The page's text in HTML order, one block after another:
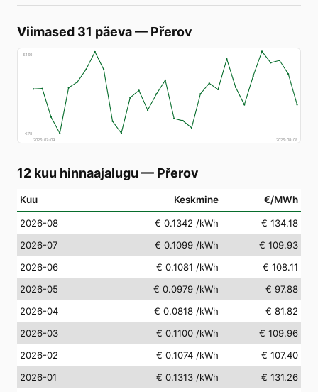
Viimased 31 päeva— Přerov
€160
€78
2026-07-09
2026-08-08
12 kuu hinnaajalugu — Přerov
Kuu Keskmine €/MWh
2026-08 € 0.1342 /kWh
€ 134.18
2026-07
€ 0.1099 /kWh
€ 109.93
2026-06
€ 0.1081 /kWh
€ 108.11
2026-05
€ 0.0979 /kWh
€ 97.88
2026-04
€ 0.0818 /kWh
€ 81.82
2026-03
€ 0.1100 /kWh
€ 109.96
2026-02
€ 0.1074 /kWh
€ 107.40
2026-01
€ 0.1313 /kWh
€ 131.26